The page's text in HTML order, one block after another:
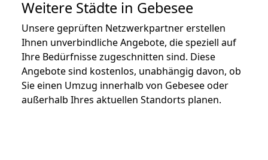
Weitere Städte in Gebesee
Unsere geprüften Netzwerkpartner erstellen
Ihnen unverbindliche Angebote, die speziell auf
Ihre Bedürfnisse zugeschnitten sind. Diese
Angebote sind kostenlos, unabhängig davon, ob
Sie einen Umzug innerhalb von Gebesee oder
außerhalb Ihres aktuellen Standorts planen.